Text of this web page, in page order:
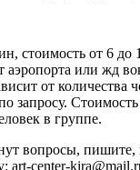
стоимость от 6 до
аэропорта или жд
от количества
запросу. Стоимость
в группе.
вопросы, пишите,
art-center-